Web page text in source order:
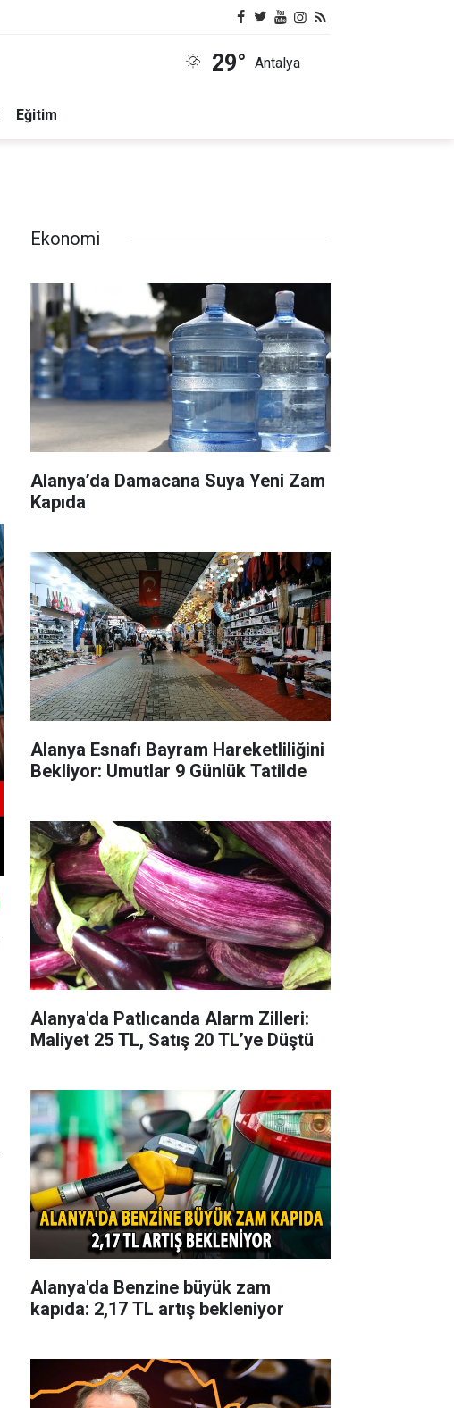
29° Antalya
Eğitim
Ekonomi
Alanya’da Damacana Suya Yeni Zam
Kapıda
Alanya Esnafı Bayram Hareketliliğini
Bekliyor: Umutlar 9 Günlük Tatilde
Alanya'da Patlıcanda Alarm Zilleri:
Maliyet 25 TL, Satış 20 TL’ye Düştü
Alanya'da Benzine büyük zam
kapıda: 2,17 TL artış bekleniyor